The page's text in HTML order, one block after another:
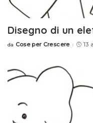
Disegno di un
Posted
da Cose per Crescere 13